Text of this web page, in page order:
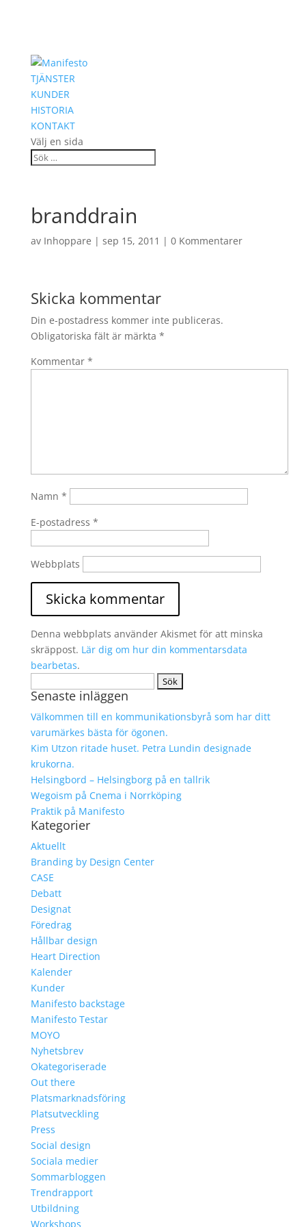
TJÄNSTER
KUNDER
HISTORIA
KONTAKT
Välj en sida
branddrain
av Inhoppare | sep 15, 2011 | 0 Kommentarer
Skicka kommentar
Din e-postadress kommer inte publiceras.
Obligatoriska fält är märkta *
Kommentar *
Namn *
E-postadress *
Webbplats
Denna webbplats använder Akismet för att minska
skräppost. Lär dig om hur din kommentarsdata
bearbetas.
efter:
Senaste inläggen
Välkommen till en kommunikationsbyrå som har ditt
varumärkes bästa för ögonen.
Kim Utzon ritade huset. Petra Lundin designade
krukorna.
Helsingbord – Helsingborg på en tallrik
Wegoism på Cnema i Norrköping
Praktik på Manifesto
Kategorier
Aktuellt
Branding by Design Center
CASE
Debatt
Designat
Föredrag
Hållbar design
Heart Direction
Kalender
Kunder
Manifesto backstage
Manifesto Testar
MOYO
Nyhetsbrev
Okategoriserade
Out there
Platsmarknadsföring
Platsutveckling
Press
Social design
Sociala medier
Sommarbloggen
Trendrapport
Utbildning
Workshops